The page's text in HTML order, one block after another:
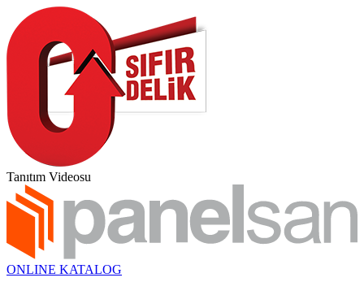
Tanıtım Videosu
ONLINE KATALOG